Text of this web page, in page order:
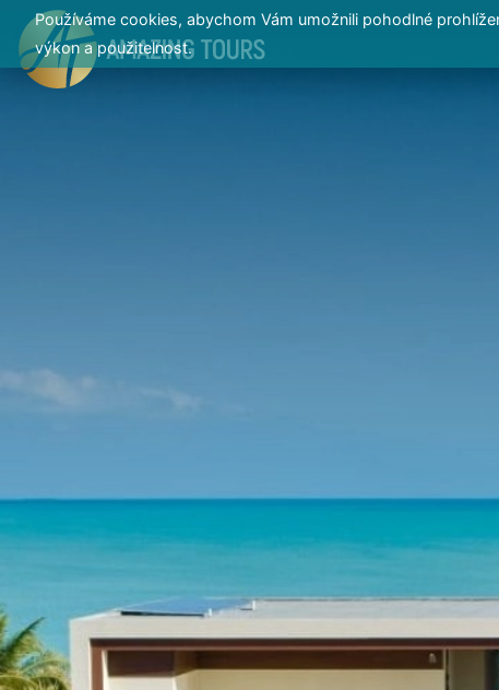
Používáme cookies, abychom Vám umožnili pohodlné
výkon a použitelnost.